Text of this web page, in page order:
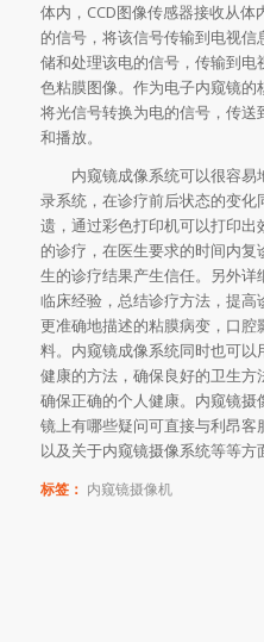
体内，CCD图像传感器接收从
的信号，将该信号传输到电视
储和处理该电的信号，传输到
色粘膜图像。作为电子内窥镜的
将光信号转换为电的信号，传
和播放。
内窥镜成像系统可以很容易
录系统，在诊疗前后状态的变
遗，通过彩色打印机可以打印
的诊疗，在医生要求的时间内
生的诊疗结果产生信任。另外
临床经验，总结诊疗方法，提
更准确地描述的粘膜病变，口
料。内窥镜成像系统同时也可
健康的方法，确保良好的卫生方
确保正确的个人健康。内窥镜
镜上有哪些疑问可直接与利昂
以及关于内窥镜摄像系统等等方
标签： 内窥镜摄像机